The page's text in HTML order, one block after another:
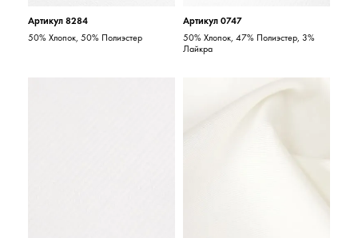
Артикул 8284
50% Хлопок, 50% Полиэстер
Артикул 0747
50% Хлопок, 47% Полиэстер, 3%
Лайкра